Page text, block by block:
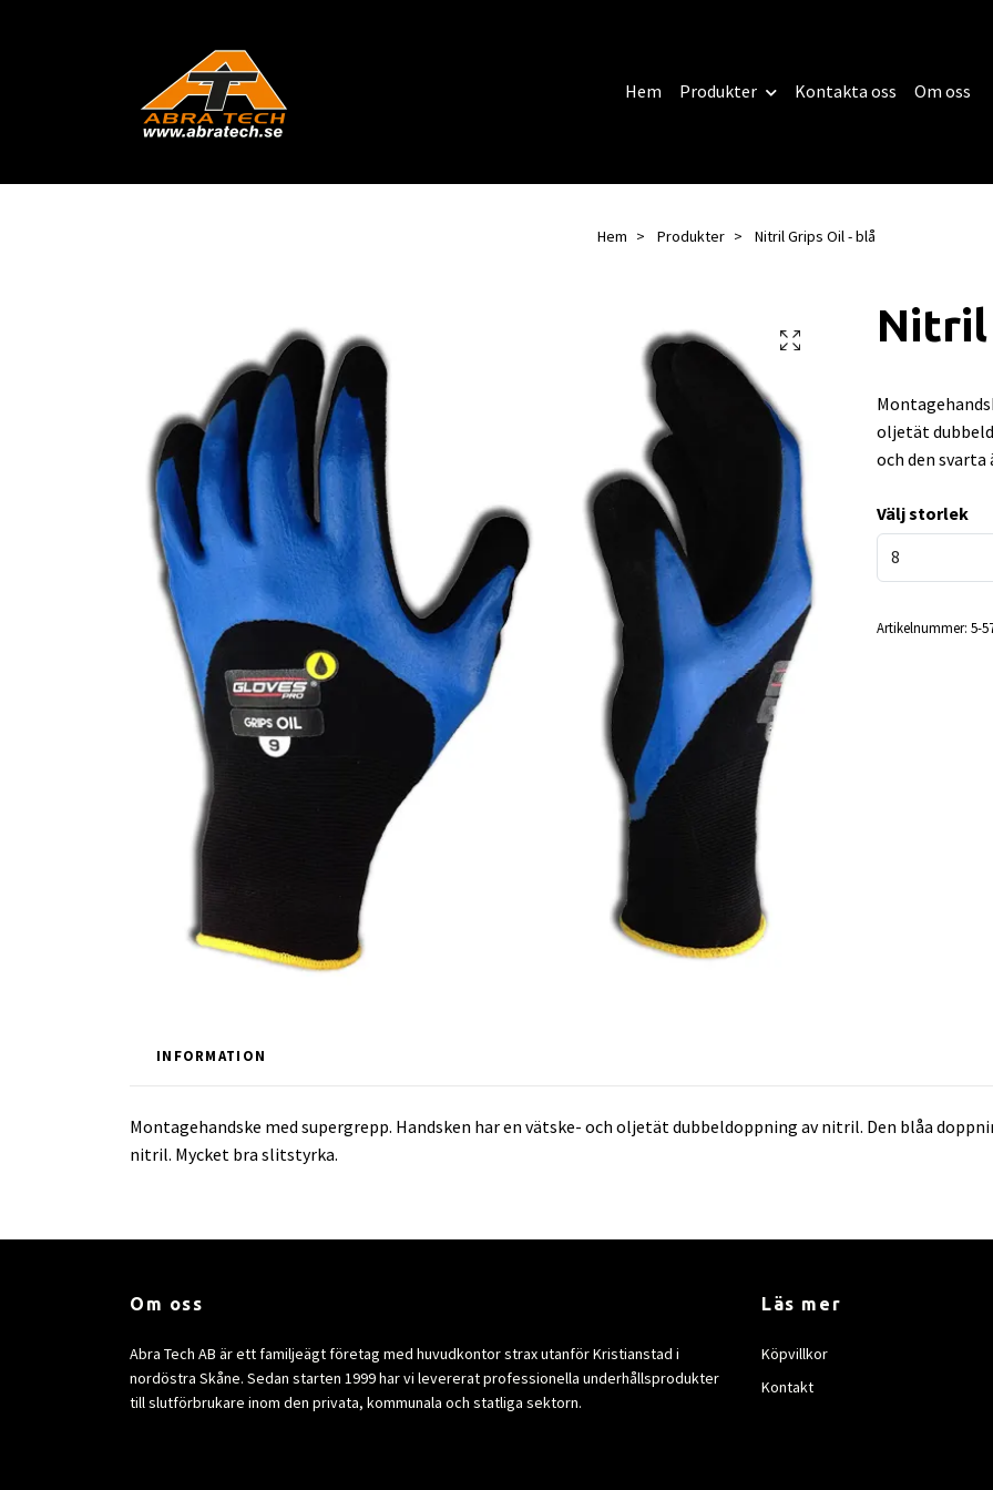
Hem Produkter Kontakta oss Om oss
Hem Produkter Nitril Grips Oil - blå
Nitril
oljetät
och den svarta
Välj storlek
8
Artikelnummer: 5-
INFORMATION
Montagehandske med supergrepp. Handsken har en vätske- och oljetät dubbeldoppning av nitril. Den blåa
nitril. Mycket bra slitstyrka.
Om oss
Abra Tech AB är ett familjeägt företag med huvudkontor strax utanför Kristianstad i
nordöstra Skåne. Sedan starten 1999 har vi levererat professionella underhållsprodukter
till slutförbrukare inom den privata, kommunala och statliga sektorn.
Läs mer
Köpvillkor
Kontakt